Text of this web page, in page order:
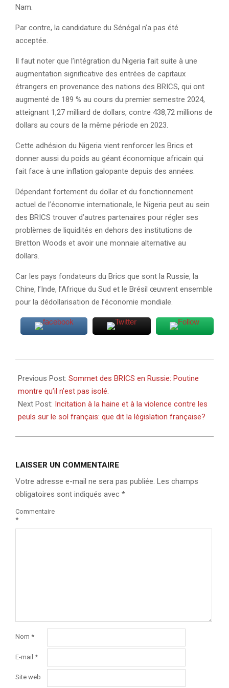
Nam.
Par contre, la candidature du Sénégal n’a pas été
acceptée.
Il faut noter que l’intégration du Nigeria fait suite à une
augmentation significative des entrées de capitaux
étrangers en provenance des nations des BRICS, qui ont
augmenté de 189 % au cours du premier semestre 2024,
atteignant 1,27 milliard de dollars, contre 438,72 millions de
dollars au cours de la même période en 2023.
Cette adhésion du Nigeria vient renforcer les Brics et
donner aussi du poids au géant économique africain qui
fait face à une inflation galopante depuis des années.
Dépendant fortement du dollar et du fonctionnement
actuel de l’économie internationale, le Nigeria peut au sein
des BRICS trouver d’autres partenaires pour régler ses
problèmes de liquidités en dehors des institutions de
Bretton Woods et avoir une monnaie alternative au
dollars.
Car les pays fondateurs du Brics que sont la Russie, la
Chine, l’Inde, l’Afrique du Sud et le Brésil œuvrent ensemble
pour la dédollarisation de l’économie mondiale.
10-
24
Previous Post: Sommet des BRICS en Russie: Poutine
montre qu’il n’est pas isolé.
Next Post: Incitation à la haine et à la violence contre les
peuls sur le sol français: que dit la législation française?
LAISSER UN COMMENTAIRE
Votre adresse e-mail ne sera pas publiée. Les champs
obligatoires sont indiqués avec *
Commentaire
*
Nom *
E-mail *
Site web